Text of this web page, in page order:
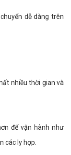
dễ dàng trên
nhiều thời gian và
để vận hành như
các ly hợp.